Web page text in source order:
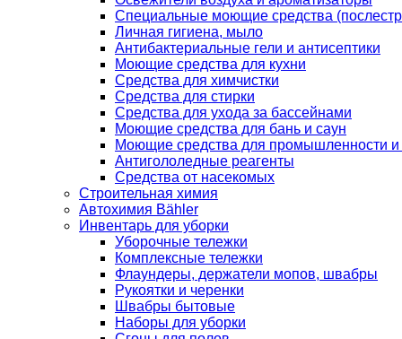
Специальные моющие средства
Личная гигиена, мыло
Антибактериальные гели и антисептики
Моющие средства для кухни
Средства для химчистки
Средства для стирки
Средства для ухода за бассейнами
Моющие средства для бань и саун
Моющие средства для промышленности и
Антигололедные реагенты
Средства от насекомых
Строительная химия
Автохимия Bähler
Инвентарь для уборки
Уборочные тележки
Комплексные тележки
Флаундеры, держатели мопов, швабры
Рукоятки и черенки
Швабры бытовые
Наборы для уборки